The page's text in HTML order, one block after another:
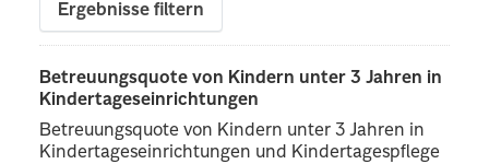
Ergebnisse filtern
Betreuungsquote von Kindern unter 3 Jahren in
Kindertageseinrichtungen
Betreuungsquote von Kindern unter 3 Jahren in
Kindertageseinrichtungen und Kindertagespflege